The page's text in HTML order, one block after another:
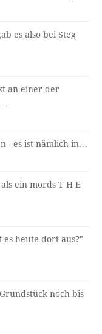
es also bei Steg
an einer der
- es ist nämlich in…
ein mords T H E
es heute dort aus?"
noch bis